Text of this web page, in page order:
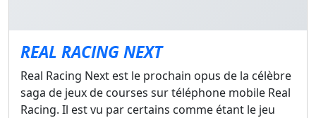
REAL RACING NEXT
Real Racing Next est le prochain opus de la célèbre
saga de jeux de courses sur téléphone mobile Real
Racing. Il est vu par certains comme étant le jeu